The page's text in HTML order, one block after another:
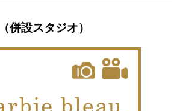
併設スタジオ）